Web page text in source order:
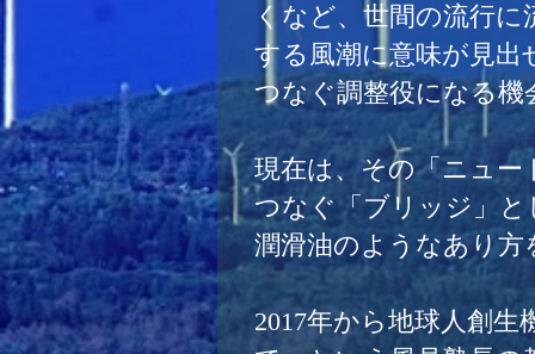
くなど、世間の流行
する風潮に意味が見
つなぐ調整役になる機
現在は、その「ニュー
つなぐ「ブリッジ」
潤滑油のようなあり
2017年から地球人創